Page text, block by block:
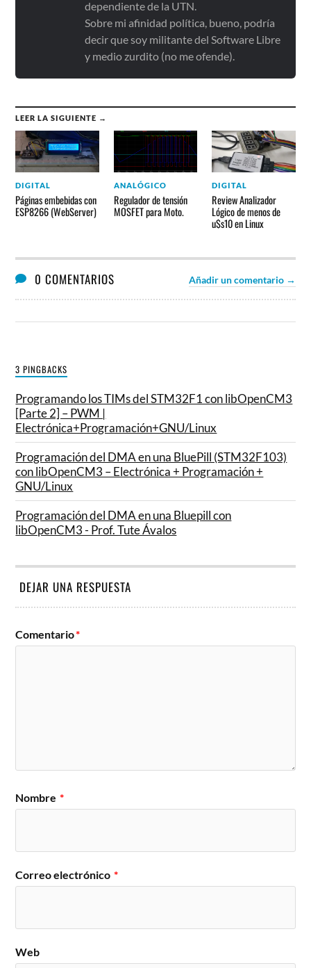
dependiente de la UTN.
Sobre mi afinidad política, bueno, podría
decir que soy militante del Software Libre
y medio zurdito (no me ofende).
LEER LA SIGUIENTE →
DIGITAL
Páginas embebidas con
ESP8266 (WebServer)
ANALÓGICO
Regulador de tensión
MOSFET para Moto.
DIGITAL
Review Analizador
Lógico de menos de
u$s10 en Linux
0 COMENTARIOS Añadir un comentario →
3 PINGBACKS
Programando los TIMs del STM32F1 con libOpenCM3
[Parte 2] – PWM |
Electrónica+Programación+GNU/Linux
Programación del DMA en una BluePill (STM32F103)
con libOpenCM3 – Electrónica + Programación +
GNU/Linux
Programación del DMA en una Bluepill con
libOpenCM3 - Prof. Tute Ávalos
DEJAR UNA RESPUESTA
Comentario*
Nombre *
Correo electrónico *
Web